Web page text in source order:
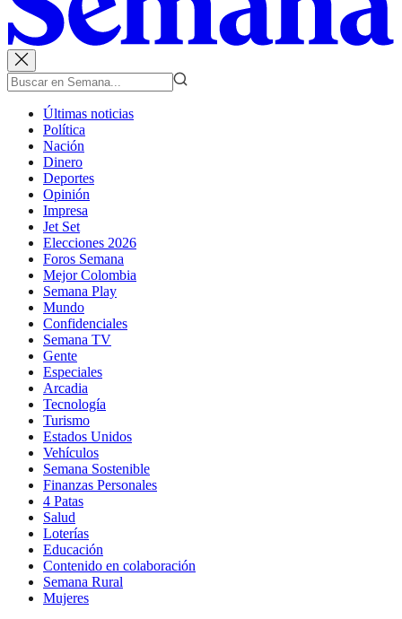
Últimas noticias
Política
Nación
Dinero
Deportes
Opinión
Impresa
Jet Set
Elecciones 2026
Foros Semana
Mejor Colombia
Semana Play
Mundo
Confidenciales
Semana TV
Gente
Especiales
Arcadia
Tecnología
Turismo
Estados Unidos
Vehículos
Semana Sostenible
Finanzas Personales
4 Patas
Salud
Loterías
Educación
Contenido en colaboración
Semana Rural
Mujeres